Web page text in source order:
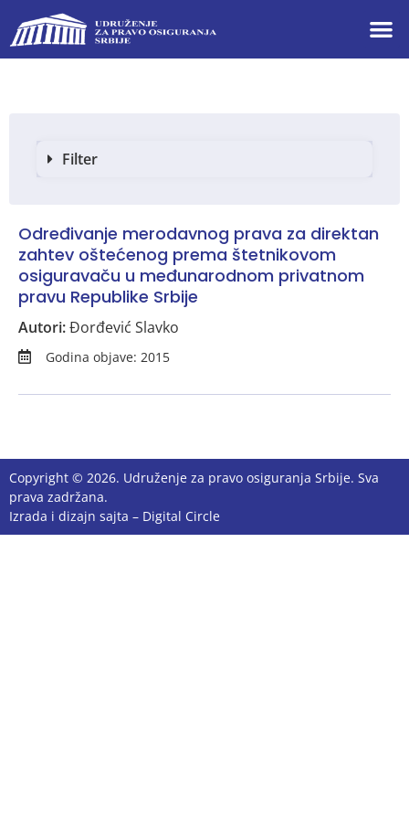
Filter
Određivanje merodavnog prava za direktan
zahtev oštećenog prema štetnikovom
osiguravaču u međunarodnom privatnom
pravu Republike Srbije
Autori:Đorđević Slavko
Godina objave: 2015
Copyright © 2026. Udruženje za pravo osiguranja Srbije. Sva
prava zadržana.
Izrada i dizajn sajta – Digital Circle